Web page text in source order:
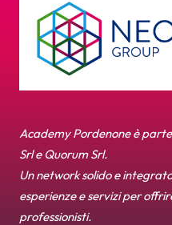
Academy Pordenone è
Srl e Quorum Srl.
Un network solido e
esperienze e servizi per
professionisti.